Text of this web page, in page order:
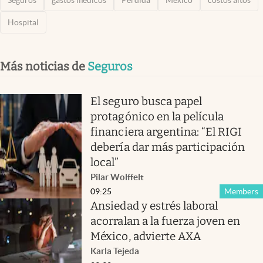
Hospital
Más noticias de Seguros
El seguro busca papel
protagónico en la película
financiera argentina: “El RIGI
debería dar más participación
local”
Pilar Wolffelt
Members
09:25
Ansiedad y estrés laboral
acorralan a la fuerza joven en
México, advierte AXA
Karla Tejeda